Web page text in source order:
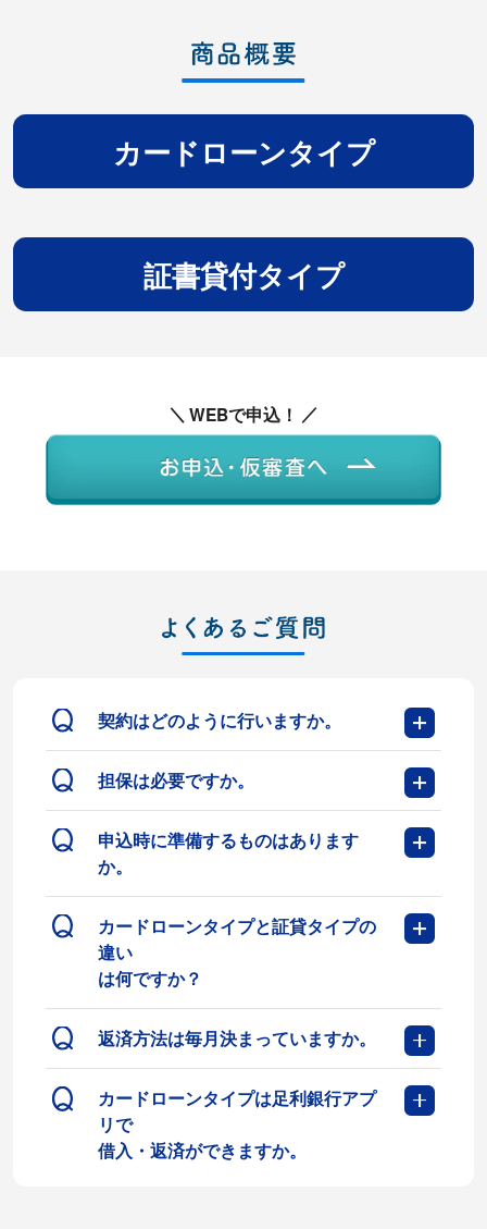
カードローンタイプ
証書貸付タイプ
WEBで申込！
契約はどのように行いますか。
担保は必要ですか。
申込時に準備するものはあります
か。
カードローンタイプと証貸タイプの
違い
は何ですか？
返済方法は毎月決まっていますか。
カードローンタイプは足利銀行アプ
リで
借入・返済ができますか。